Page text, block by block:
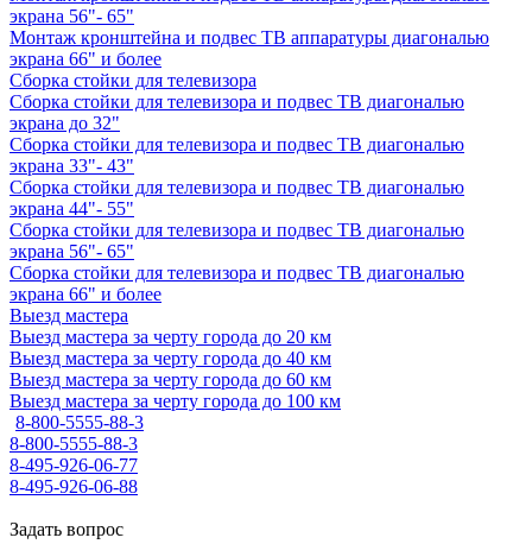
экрана 56"- 65"
Монтаж кронштейна и подвес ТВ аппаратуры диагональю
экрана 66" и более
Сборка стойки для телевизора
Сборка стойки для телевизора и подвес ТВ диагональю
экрана до 32"
Сборка стойки для телевизора и подвес ТВ диагональю
экрана 33"- 43"
Сборка стойки для телевизора и подвес ТВ диагональю
экрана 44"- 55"
Сборка стойки для телевизора и подвес ТВ диагональю
экрана 56"- 65"
Сборка стойки для телевизора и подвес ТВ диагональю
экрана 66" и более
Выезд мастера
Выезд мастера за черту города до 20 км
Выезд мастера за черту города до 40 км
Выезд мастера за черту города до 60 км
Выезд мастера за черту города до 100 км
8-800-5555-88-3
8-800-5555-88-3
8-495-926-06-77
8-495-926-06-88
Задать вопрос